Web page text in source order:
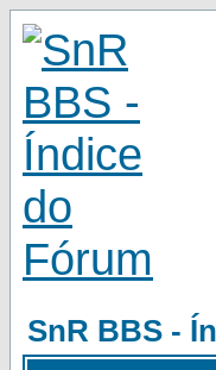
SnR BBS -